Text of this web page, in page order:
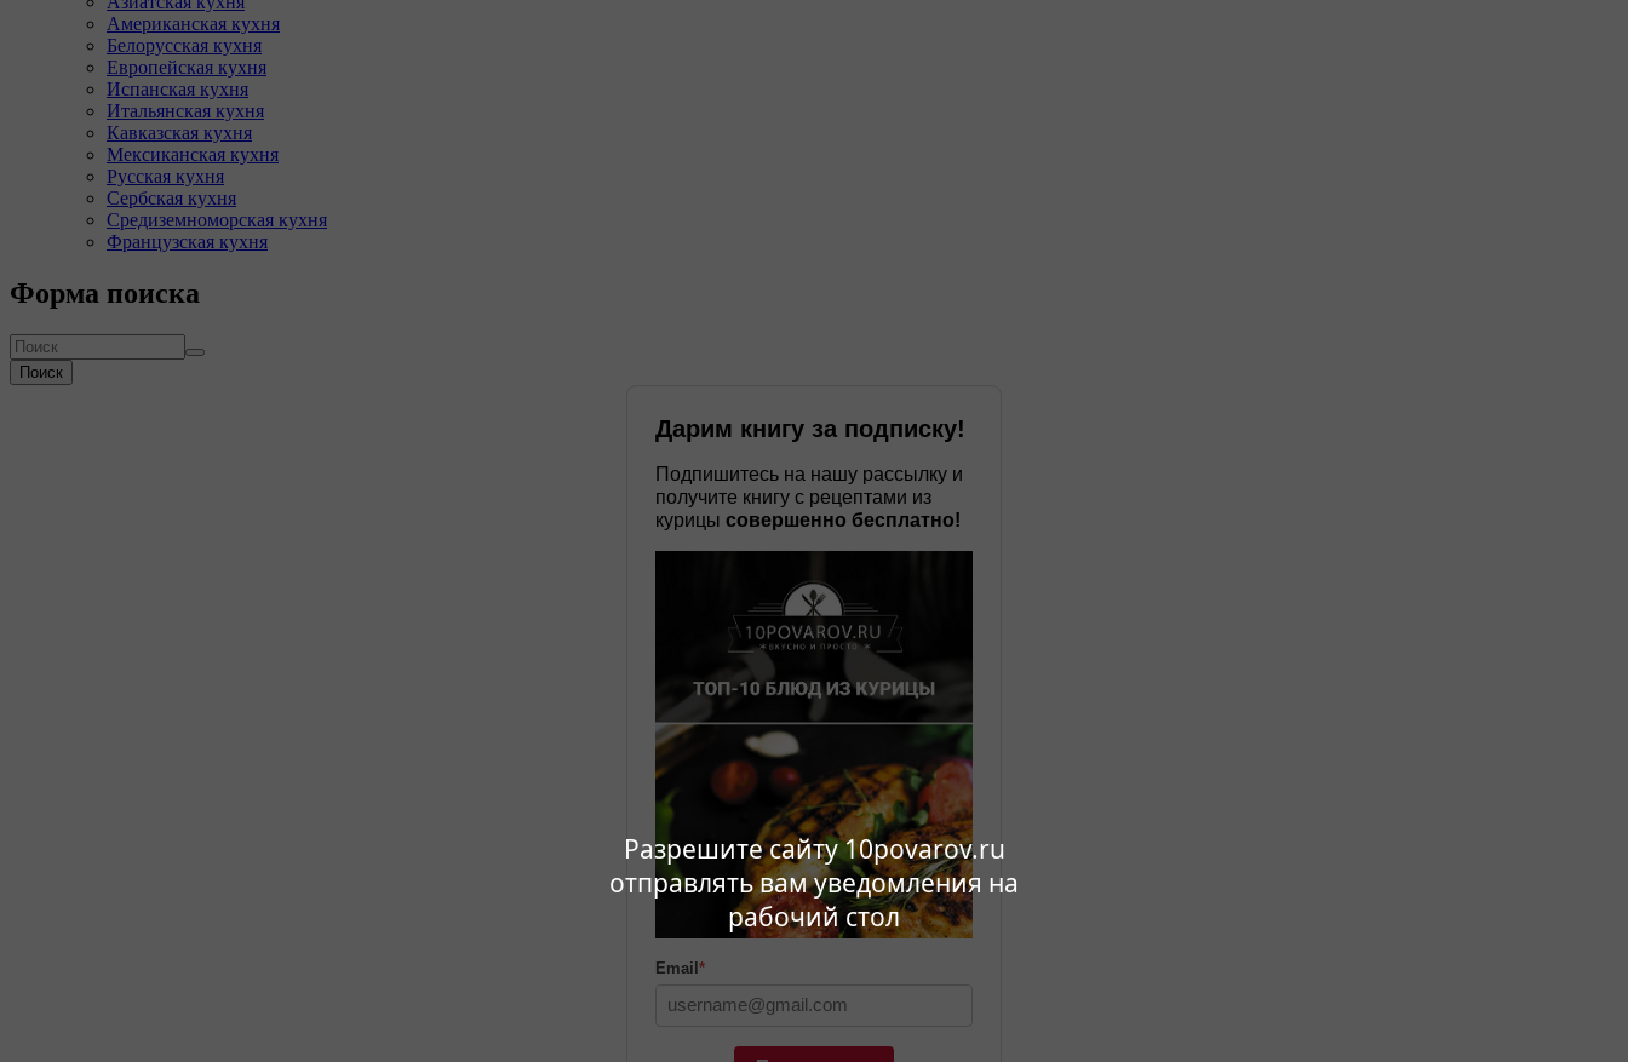
Разрешите сайту 10povarov.ru
отправлять вам уведомления на
рабочий стол
Американская кухня
Белорусская кухня
Европейская кухня
Испанская кухня
Итальянская кухня
Кавказская кухня
Мексиканская кухня
Русская кухня
Сербская кухня
Средиземноморская кухня
Французская кухня
Форма поиска
Поиск
Дарим книгу за подписку!
Подпишитесь на нашу рассылку и
получите книгу с рецептами из
курицы совершенно бесплатно!
Email *